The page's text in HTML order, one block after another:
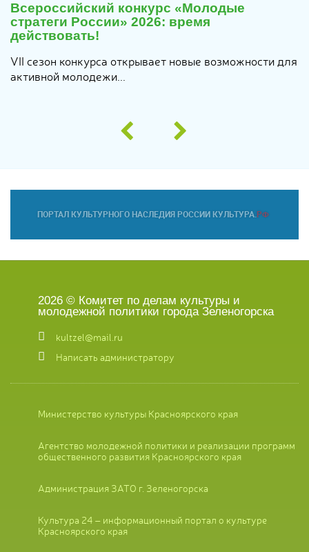
Всероссийский конкурс «Молодые
стратеги России» 2026: время
действовать!
VII сезон конкурса открывает новые возможности для
активной молодежи...
2026 © Комитет по делам культуры и
молодежной политики города Зеленогорска
kultzel@mail.ru
Написать администратору
Министерство культуры Красноярского края
Агентство молодежной политики и реализации программ
общественного развития Красноярского края
Администрация ЗАТО г. Зеленогорска
Культура 24 – информационный портал о культуре
Красноярского края